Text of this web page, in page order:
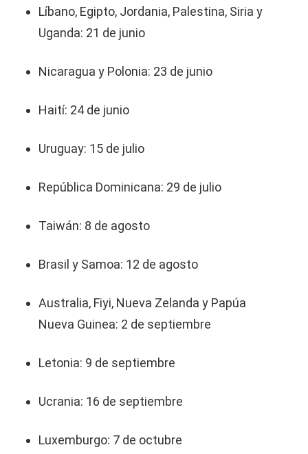
Líbano, Egipto, Jordania, Palestina, Siria y
Uganda: 21 de junio
Nicaragua y Polonia: 23 de junio
Haití: 24 de junio
Uruguay: 15 de julio
República Dominicana: 29 de julio
Taiwán: 8 de agosto
Brasil y Samoa: 12 de agosto
Australia, Fiyi, Nueva Zelanda y Papúa
Nueva Guinea: 2 de septiembre
Letonia: 9 de septiembre
Ucrania: 16 de septiembre
Luxemburgo: 7 de octubre